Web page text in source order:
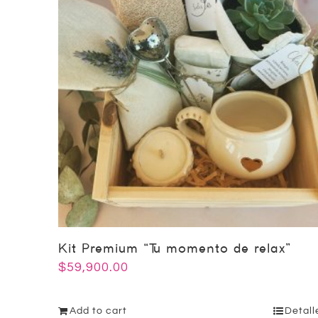
Kit Premium “Tu momento de relax”
$59,900.00
Add to cart